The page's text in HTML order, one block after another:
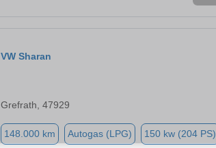
VW Sharan
Grefrath, 47929
148.000 km Autogas (LPG) 150 kw (204 PS)